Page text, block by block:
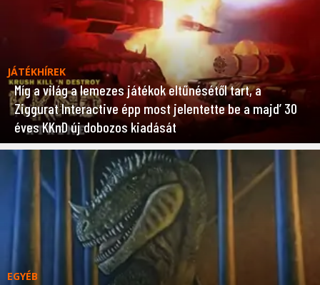
JÁTÉKHÍREK
Míg a világ a lemezes játékok eltűnésétől tart, a
Ziggurat Interactive épp most jelentette be a majd’ 30
éves KKnD új dobozos kiadását
EGYÉB